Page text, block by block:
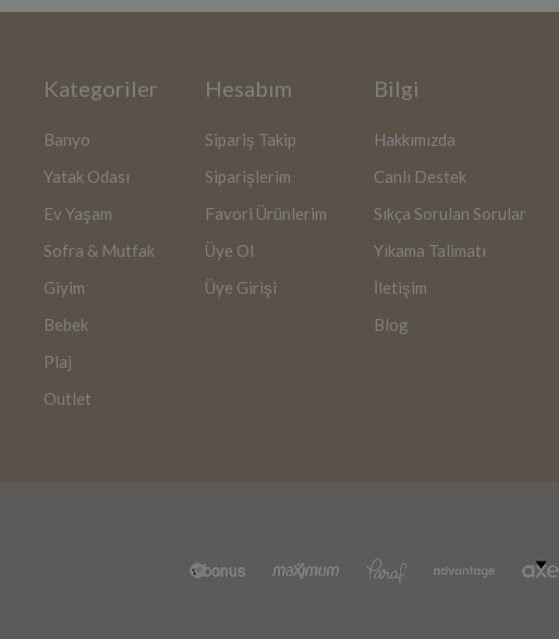
Kategoriler
Banyo
Yatak Odası
Ev Yaşam
Sofra & Mutfak
Giyim
Bebek
Plaj
Outlet
Hesabım
Sipariş Takip
Siparişlerim
Favori Ürünlerim
Üye Ol
Üye Girişi
Bilgi
Hakkımızda
Canlı Destek
Sıkça Sorulan Sorular
Yıkama Talimatı
İletişim
Blog